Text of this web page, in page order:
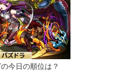
今日の順位は？